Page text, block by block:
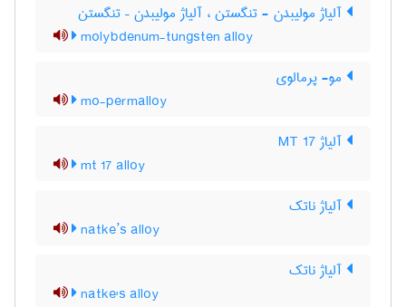
آلیاژ مولیبدن - تنگستن ، آلیاژ مولیبدن – تنگستن
molybdenum-tungsten alloy
مو- پرمالوی
mo-permalloy
آلیاژ MT 17
mt 17 alloy
آلیاژ ناتک
natke’s alloy
آلیاژ ناتک
natke's alloy